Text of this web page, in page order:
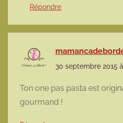
Répondre
30 septembre 2015
Ton one pas pasta est
gourmand !